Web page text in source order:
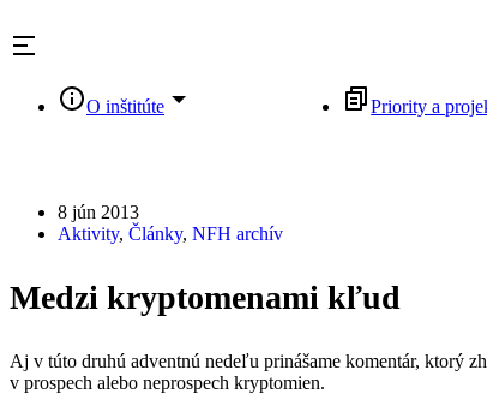
to
content
O inštitúte Priority a
8 jún 2013
Aktivity, Články, NFH archív
Medzi kryptomenami kľud
Aj v túto druhú adventnú nedeľu prinášame komentár, ktorý
v prospech alebo neprospech kryptomien.